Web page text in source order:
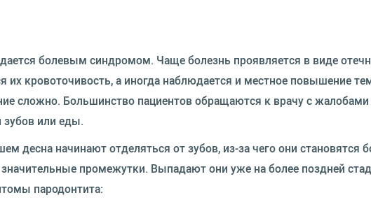
болевым синдромом. Чаще болезнь проявляется в виде
их кровоточивость, а иногда наблюдается и местное повышение
сложно. Большинство пациентов обращаются к врачу с
зубов или еды.
десна начинают отделяться от зубов, из-за чего они становятся
промежутки. Выпадают они уже на более поздней
пародонтита: